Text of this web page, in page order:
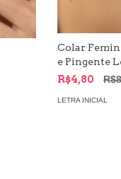
Colar
e Pingente
R$4,80
LETRA INICIAL